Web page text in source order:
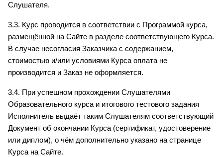
Слушателя.
3.3. Курс проводится в соответствии с Программой курса,
размещённой на Сайте в разделе соответствующего Курса.
В случае несогласия Заказчика с содержанием,
стоимостью и/или условиями Курса оплата не
производится и Заказ не оформляется.
3.4. При успешном прохождении Слушателями
Образовательного курса и итогового тестового задания
Исполнитель выдаёт таким Слушателям соответствующий
Документ об окончании Курса (сертификат, удостоверение
или диплом), о чём дополнительно указано на странице
Курса на Сайте.